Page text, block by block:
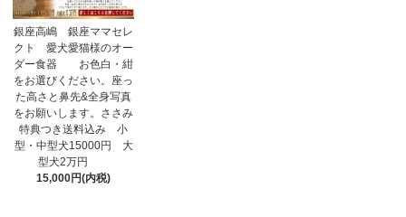
銀座高嶋 銀座ママセレ
クト 愛犬愛猫様のオー
ダー食器 お色白・紺
をお選びください。座っ
た高さと鼻先&全身写真
をお願いします。ささみ
特典つき送料込み 小
型・中型犬15000円 大
型犬2万円
15,000円(内税)